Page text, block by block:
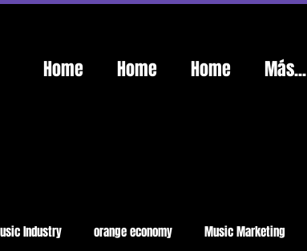
Home Home Home Más...
Industry orange economy Music Marketing